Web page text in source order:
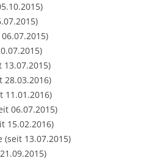
13.07.2015)
28.03.2016)
11.01.2016)
06.07.2015)
15.02.2016)
(seit 13.07.2015)